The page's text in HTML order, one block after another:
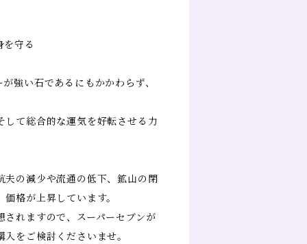
守る
強い石であるにもかかわらず、
して総合的な運気を好転させる力
夫の減少や流通の低下、鉱山の閉
格が上昇しています。
れますので、スーパーセブンが
をご検討くださいませ。